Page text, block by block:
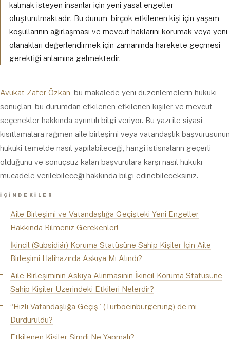
kalmak isteyen insanlar için yeni yasal engeller
oluşturulmaktadır. Bu durum, birçok etkilenen kişi için yaşam
koşullarının ağırlaşması ve mevcut haklarını korumak veya yeni
olanakları değerlendirmek için zamanında harekete geçmesi
gerektiği anlamına gelmektedir.
Avukat Zafer Özkan, bu makalede yeni düzenlemelerin hukuki
sonuçları, bu durumdan etkilenen etkilenen kişiler ve mevcut
seçenekler hakkında ayrıntılı bilgi veriyor. Bu yazı ile siyasi
kısıtlamalara rağmen aile birleşimi veya vatandaşlık başvurusunun
hukuki temelde nasıl yapılabileceği, hangi istisnaların geçerli
olduğunu ve sonuçsuz kalan başvurulara karşı nasıl hukuki
mücadele verilebileceği hakkında bilgi edinebileceksiniz.
İÇINDEKILER
Aile Birleşimi ve Vatandaşlığa Geçişteki Yeni Engeller
Hakkında Bilmeniz Gerekenler!
İkincil (Subsidiär) Koruma Statüsüne Sahip Kişiler İçin Aile
Birleşimi Halihazırda Askıya Mı Alındı?
Aile Birleşiminin Askıya Alınmasının İkincil Koruma Statüsüne
Sahip Kişiler Üzerindeki Etkileri Nelerdir?
“Hızlı Vatandaşlığa Geçiş” (Turboeinbürgerung) de mi
Durduruldu?